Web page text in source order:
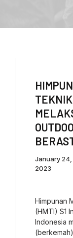
January 24,
2023
Himpunan
(HMTI) S1
Indonesia